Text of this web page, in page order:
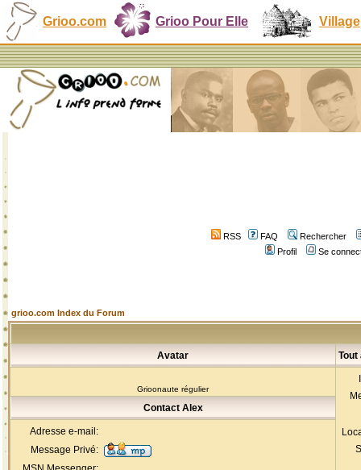
Grioo.com Grioo Pour Elle Village
RSS FAQ
Rechercher
Profil
Se
grioo.com Index du Forum
Avatar Tout
Grioonaute régulier
Contact Alex
Adresse e-mail:
Message Privé: